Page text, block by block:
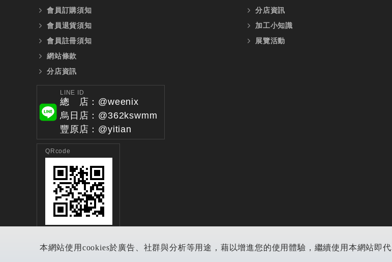
本網站使用cookies於廣告、社群與分析等用途，藉以增進您的使用體驗，繼續使用本網站即
會員訂購須知
會員退貨須知
會員註冊須知
網站條款
分店資訊
LINE ID
總 店：@weenix
烏日店：@362kswmm
豐原店：@yitian
QRcode
分店資訊
加工小知識
展覽活動